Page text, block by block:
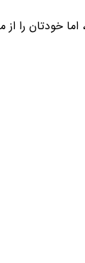
خودتان را از